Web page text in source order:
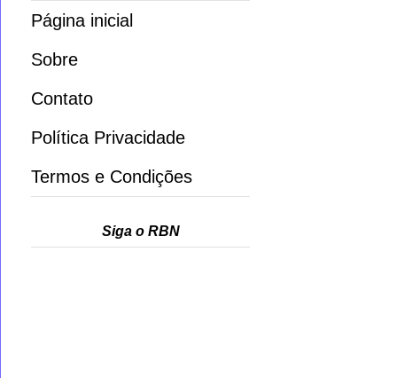
Página inicial
Sobre
Contato
Política Privacidade
Termos e Condições
Siga o RBN